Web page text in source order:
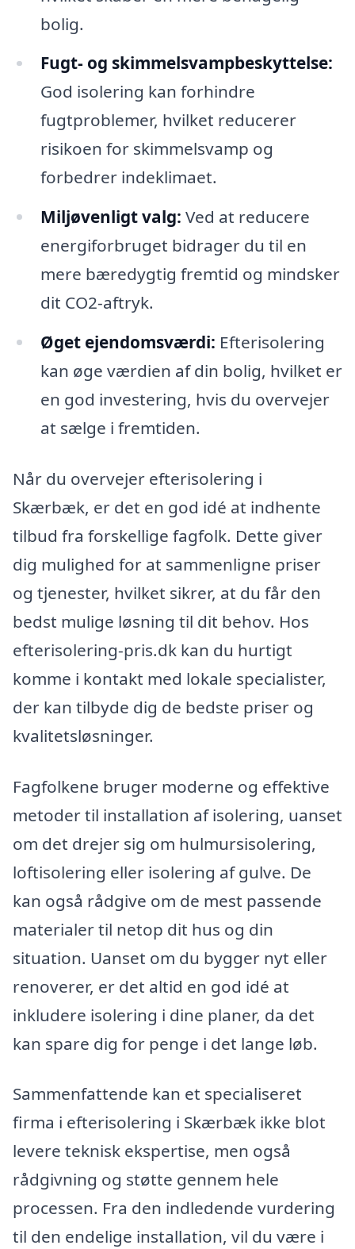
bolig.
Fugt- og skimmelsvampbeskyttelse:
God isolering kan forhindre
fugtproblemer, hvilket reducerer
risikoen for skimmelsvamp og
forbedrer indeklimaet.
Miljøvenligt valg: Ved at reducere
energiforbruget bidrager du til en
mere bæredygtig fremtid og mindsker
dit CO2-aftryk.
Øget ejendomsværdi: Efterisolering
kan øge værdien af din bolig, hvilket er
en god investering, hvis du overvejer
at sælge i fremtiden.
Når du overvejer efterisolering i
Skærbæk, er det en god idé at indhente
tilbud fra forskellige fagfolk. Dette giver
dig mulighed for at sammenligne priser
og tjenester, hvilket sikrer, at du får den
bedst mulige løsning til dit behov. Hos
efterisolering-pris.dk kan du hurtigt
komme i kontakt med lokale specialister,
der kan tilbyde dig de bedste priser og
kvalitetsløsninger.
Fagfolkene bruger moderne og effektive
metoder til installation af isolering, uanset
om det drejer sig om hulmursisolering,
loftisolering eller isolering af gulve. De
kan også rådgive om de mest passende
materialer til netop dit hus og din
situation. Uanset om du bygger nyt eller
renoverer, er det altid en god idé at
inkludere isolering i dine planer, da det
kan spare dig for penge i det lange løb.
Sammenfattende kan et specialiseret
firma i efterisolering i Skærbæk ikke blot
levere teknisk ekspertise, men også
rådgivning og støtte gennem hele
processen. Fra den indledende vurdering
til den endelige installation, vil du være i